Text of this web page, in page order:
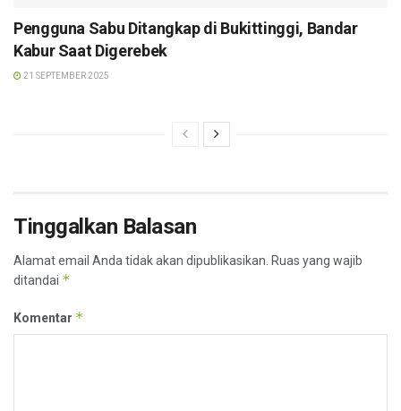
Pengguna Sabu Ditangkap di Bukittinggi, Bandar
Kabur Saat Digerebek
21 SEPTEMBER 2025
Tinggalkan Balasan
Alamat email Anda tidak akan dipublikasikan. Ruas yang wajib
ditandai *
Komentar *